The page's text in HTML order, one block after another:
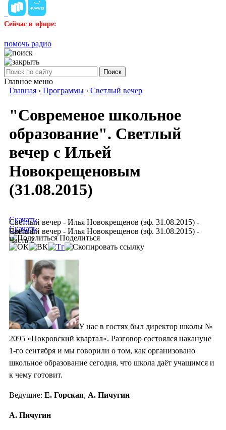
Сейчас в эфире:
помочь радио
Поиск
Главное меню
Главная › Программы › Светлый вечер
"Современое школьное
образование". Светлый
вечер с Ильей
Новокрещеновым
(31.08.2015)
Светлый вечер - Илья Новокрещенов (эф. 31.08.2015) -
Часть 1
Скачать
Светлый вечер - Илья Новокрещенов (эф. 31.08.2015) -
Часть 2
Скачать
Поделиться
У нас в гостях был директор школы №
2095 «Покровский квартал». Разговор состоялся накануне
1-го сентября и мы говорили о том, как организовано
школьное образование сегодня, что школа даёт учащимся и
к чему готовит.
Ведущие: Е. Горская, А. Пичугин
А. Пичугин